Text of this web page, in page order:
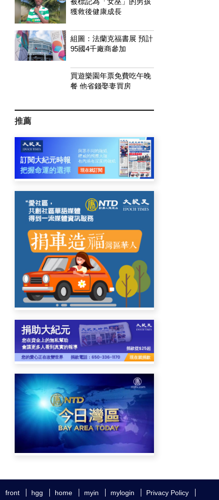
獲救後健康成長
組圖：法蘭克福書展 預計
95國4千廠商參加
買遊樂園年票免費吃午晚
餐 他省錢娶妻買房
推薦
front hgg home myin mylogin Privacy Policy